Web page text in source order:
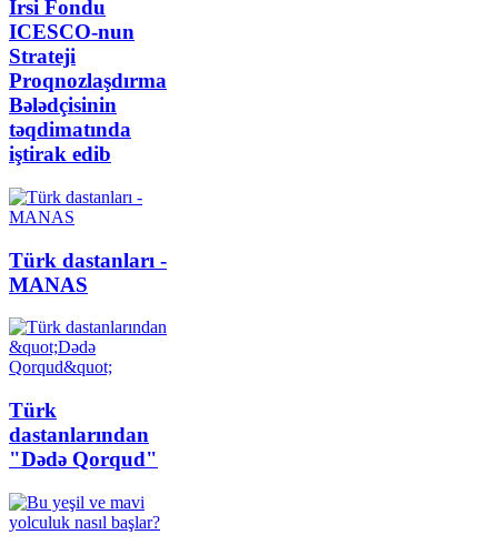
İrsi Fondu
ICESCO-nun
Strateji
Proqnozlaşdırma
Bələdçisinin
təqdimatında
iştirak edib
Türk dastanları -
MANAS
Türk
dastanlarından
"Dədə Qorqud"